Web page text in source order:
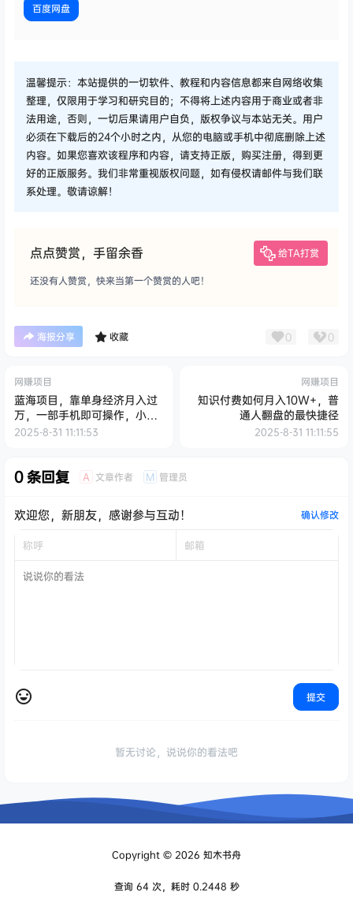
百度网盘
温馨提示：本站提供的一切软件、教程和内容信息都来自网络收集
整理，仅限用于学习和研究目的；不得将上述内容用于商业或者非
法用途，否则，一切后果请用户自负，版权争议与本站无关。用户
必须在下载后的24个小时之内，从您的电脑或手机中彻底删除上述
内容。如果您喜欢该程序和内容，请支持正版，购买注册，得到更
好的正版服务。我们非常重视版权问题，如有侵权请邮件与我们联
系处理。敬请谅解！
点点赞赏，手留余香 给TA打赏
还没有人赞赏，快来当第一个赞赏的人吧！
海报分享 收藏 0 0
网赚项目
蓝海项目，靠单身经济月入过
万，一部手机即可操作，小白
首选副业【揭秘】
2025-8-31 11:11:53
网赚项目
知识付费如何月入10W+，普
通人翻盘的最快捷径
2025-8-31 11:11:55
0 条回复 A 文章作者 M 管理员
欢迎您，新朋友，感谢参与互动！ 确认修改
提交
暂无讨论，说说你的看法吧
Copyright © 2026 知木书舟
查询 64 次，耗时 0.2448 秒